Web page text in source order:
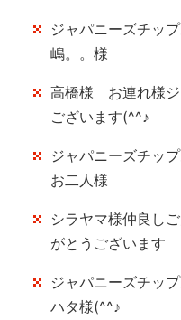
ジャパニーズチッ
嶋。。様
高橋様 お連れ様ジ
ございます(^^♪
ジャパニーズチッ
お二人様
シラヤマ様仲良し
がとうございます
ジャパニーズチッ
ハタ様(^^♪